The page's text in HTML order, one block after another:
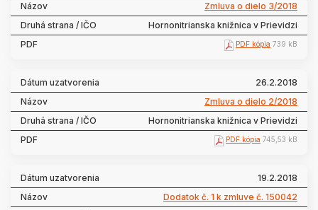
Zmluva o dielo 3/2018
Hornonitrianska knižnica v Prievidzi
PDF kópia 739 kB
26.2.2018
Zmluva o dielo 2/2018
Hornonitrianska knižnica v Prievidzi
PDF kópia 745,53 kB
19.2.2018
Dodatok č. 1 k zmluve č. 150042